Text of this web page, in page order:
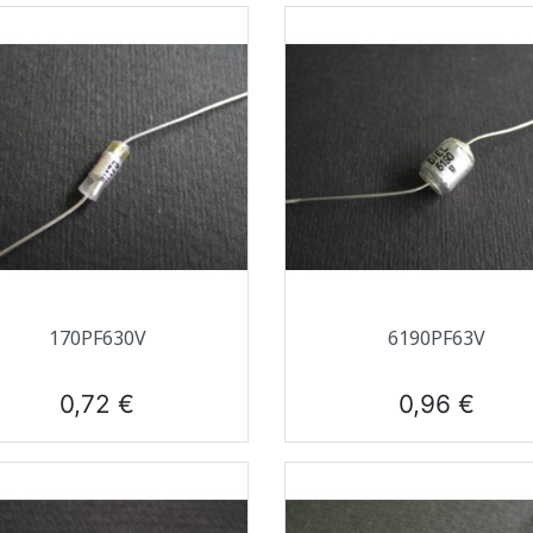
Aperçu rapide
170PF630V
Prix
0,72 €
Aperçu rapide
6190PF63V
Prix
0,96 €